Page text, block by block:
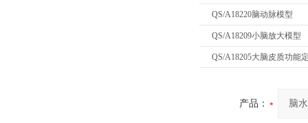
QS/A18220脑动脉模型
QS/A18209小脑放大模型
QS/A18205大脑皮质功能
产品：